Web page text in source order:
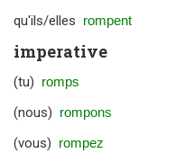
qu'ils/elles rompent
imperative
(tu) romps
(nous) rompons
(vous) rompez